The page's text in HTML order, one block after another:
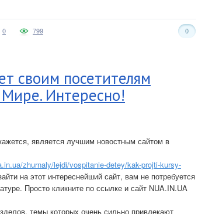
0 0
799
своим посетителям
Интересно!
является лучшим новостным сайтом в
zhurnaly/lejdi/vospitanie-detey/kak-projti-kursy-
на этот интереснейший сайт, вам не потребуется
Просто кликните по ссылке и сайт NUA.IN.UA
темы которых очень сильно привлекают